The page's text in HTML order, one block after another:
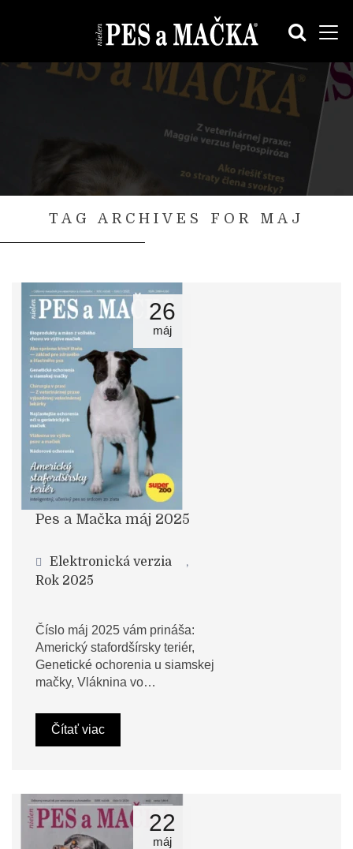
TAG ARCHIVES FOR MAJ
26
máj
Pes a Mačka máj 2025
Elektronická verzia ,
Rok 2025
Číslo máj 2025 vám prináša:
Americký stafordšírsky teriér,
Genetické ochorenia u siamskej
mačky, Vláknina vo…
Čítať viac
22
máj